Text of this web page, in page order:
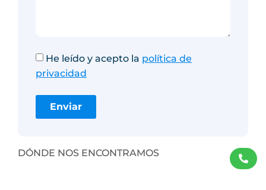
DÓNDE NOS ENCONTRAMOS
He leído y acepto la política de
privacidad
Enviar